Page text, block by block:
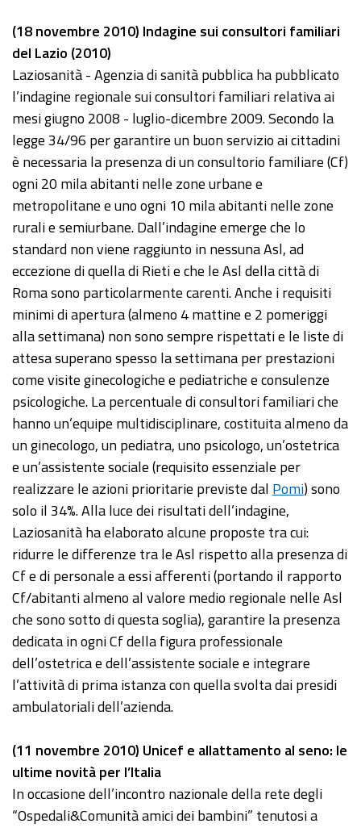
(18 novembre 2010) Indagine sui consultori familiari
del Lazio (2010)
Laziosanità - Agenzia di sanità pubblica ha pubblicato
l’indagine regionale sui consultori familiari relativa ai
mesi giugno 2008 - luglio-dicembre 2009. Secondo la
legge 34/96 per garantire un buon servizio ai cittadini
è necessaria la presenza di un consultorio familiare (Cf)
ogni 20 mila abitanti nelle zone urbane e
metropolitane e uno ogni 10 mila abitanti nelle zone
rurali e semiurbane. Dall’indagine emerge che lo
standard non viene raggiunto in nessuna Asl, ad
eccezione di quella di Rieti e che le Asl della città di
Roma sono particolarmente carenti. Anche i requisiti
minimi di apertura (almeno 4 mattine e 2 pomeriggi
alla settimana) non sono sempre rispettati e le liste di
attesa superano spesso la settimana per prestazioni
come visite ginecologiche e pediatriche e consulenze
psicologiche. La percentuale di consultori familiari che
hanno un’equipe multidisciplinare, costituita almeno da
un ginecologo, un pediatra, uno psicologo, un’ostetrica
e un’assistente sociale (requisito essenziale per
realizzare le azioni prioritarie previste dal Pomi) sono
solo il 34%. Alla luce dei risultati dell’indagine,
Laziosanità ha elaborato alcune proposte tra cui:
ridurre le differenze tra le Asl rispetto alla presenza di
Cf e di personale a essi afferenti (portando il rapporto
Cf/abitanti almeno al valore medio regionale nelle Asl
che sono sotto di questa soglia), garantire la presenza
dedicata in ogni Cf della figura professionale
dell’ostetrica e dell’assistente sociale e integrare
l’attività di prima istanza con quella svolta dai presidi
ambulatoriali dell’azienda.
(11 novembre 2010) Unicef e allattamento al seno: le
ultime novità per l’Italia
In occasione dell’incontro nazionale della rete degli
“Ospedali&Comunità amici dei bambini” tenutosi a